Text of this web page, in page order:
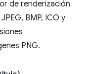
de renderización
BMP, ICO y
PNG.